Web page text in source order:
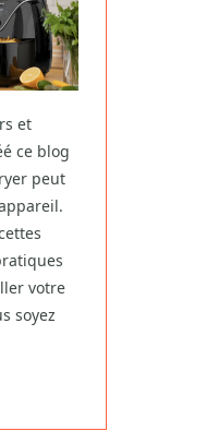
et
ce blog
peut
votre
soyez